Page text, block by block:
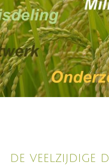
de veelzijdige